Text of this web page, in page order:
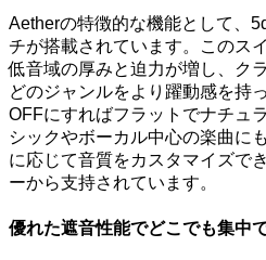
Aetherの特徴的な機能として、
チが搭載されています。このス
低音域の厚みと迫力が増し、ク
どのジャンルをより躍動感を持
OFFにすればフラットでナチュ
シックやボーカル中心の楽曲に
に応じて音質をカスタマイズで
ーから支持されています。
優れた遮音性能でどこでも集中